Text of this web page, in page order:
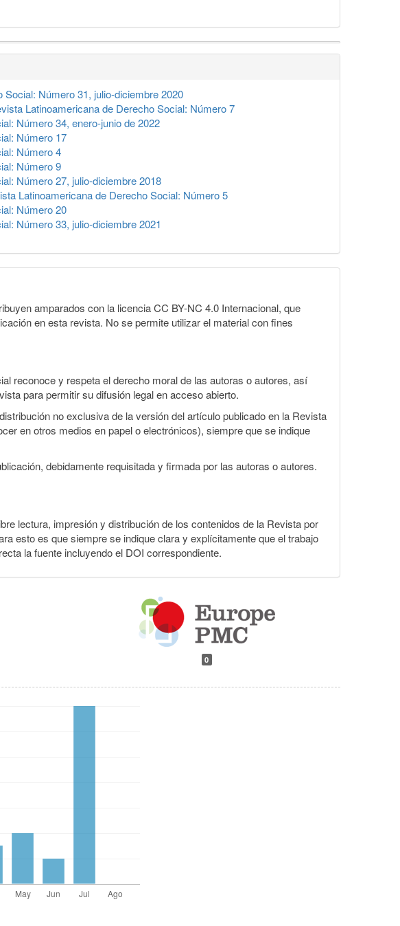
Número 31, julio-diciembre 2020
Latinoamericana de Derecho Social: Número 7
Número 34, enero-junio de 2022
Número 17
Número 4
Número 9
Número 27, julio-diciembre 2018
Latinoamericana de Derecho Social: Número 5
Número 20
Número 33, julio-diciembre 2021
amparados con la licencia CC BY-NC 4.0 Internacional, que
en esta revista. No se permite utilizar el material con fines
reconoce y respeta el derecho moral de las autoras o autores, así
para permitir su difusión legal en acceso abierto.
no exclusiva de la versión del artículo publicado en la Revista
en otros medios en papel o electrónicos), siempre que se indique
debidamente requisitada y firmada por las autoras o autores.
lectura, impresión y distribución de los contenidos de la Revista por
esto es que siempre se indique clara y explícitamente que el trabajo
la fuente incluyendo el DOI correspondiente.
0